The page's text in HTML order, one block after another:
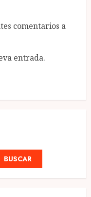
comentarios a
entrada.
BUSCAR